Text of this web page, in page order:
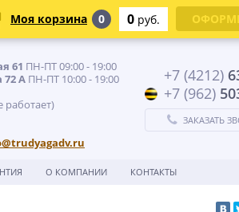
61 ПН-ПТ 09:00 - 19:00
72 А ПН-ПТ 10:00 - 19:00
+7 (4212)
+7 (962)
ЗАКАЗАТЬ
О КОМПАНИИ КОНТАКТЫ
Моя корзина 0 0 руб.